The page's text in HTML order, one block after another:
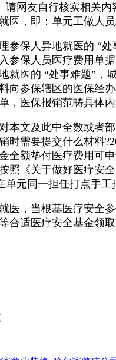
请网友自行核实相关
医，即：单元工做人
保人异地就医的 “处
参保人员医疗费用单
就医的 “处事难题”
向参保辖区的医保经
，医保报销范畴具体
文及此中全数或者部
时需要提交什么材料
全额垫付医疗费用可
照《关于做好医疗安
单元同一担任打点手
，当根基医疗安全参
合适医疗安全基金领取